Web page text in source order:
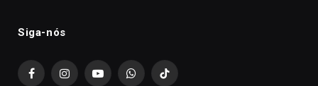
Siga-nós
FacebookInstagramYouTubeWhatsAppTikTok